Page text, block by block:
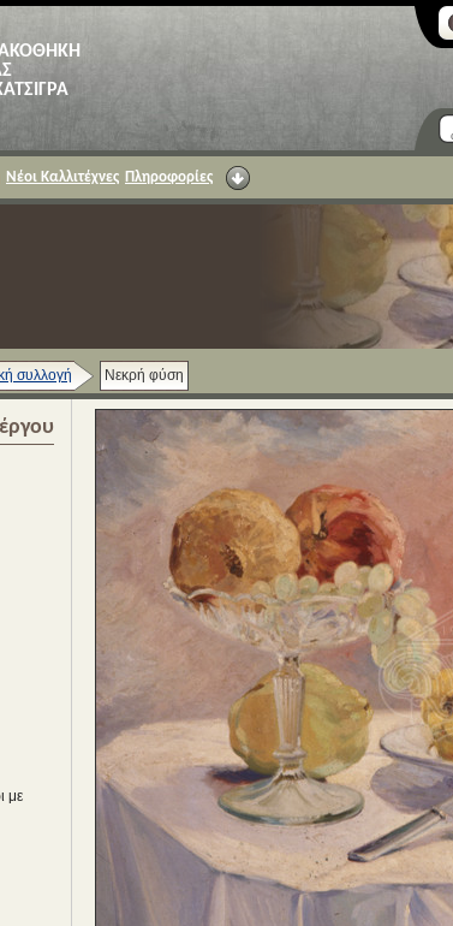
Νέοι Καλλιτέχνες Πληροφορίες
συλλογή Νεκρή φύση
με